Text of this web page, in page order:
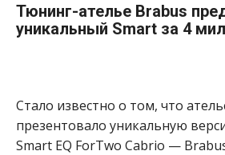
Тюнинг-ателье Brabus
уникальный Smart за 4
Стало известно о том, что
презентовало уникальную
Smart EQ ForTwo Cabrio —